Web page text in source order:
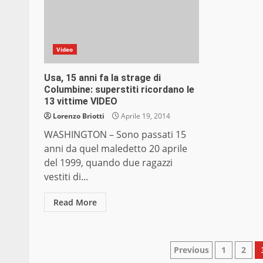
Video
Usa, 15 anni fa la strage di
Columbine: superstiti ricordano le
13 vittime VIDEO
Lorenzo Briotti Aprile 19, 2014
WASHINGTON – Sono passati 15
anni da quel maledetto 20 aprile
del 1999, quando due ragazzi
vestiti di...
Read More
Previous 1 2